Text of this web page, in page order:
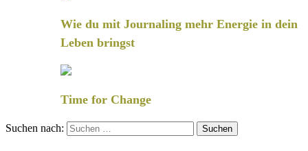
Wie du mit Journaling mehr Energie in dein
Leben bringst
Time for Change
Suchen nach: